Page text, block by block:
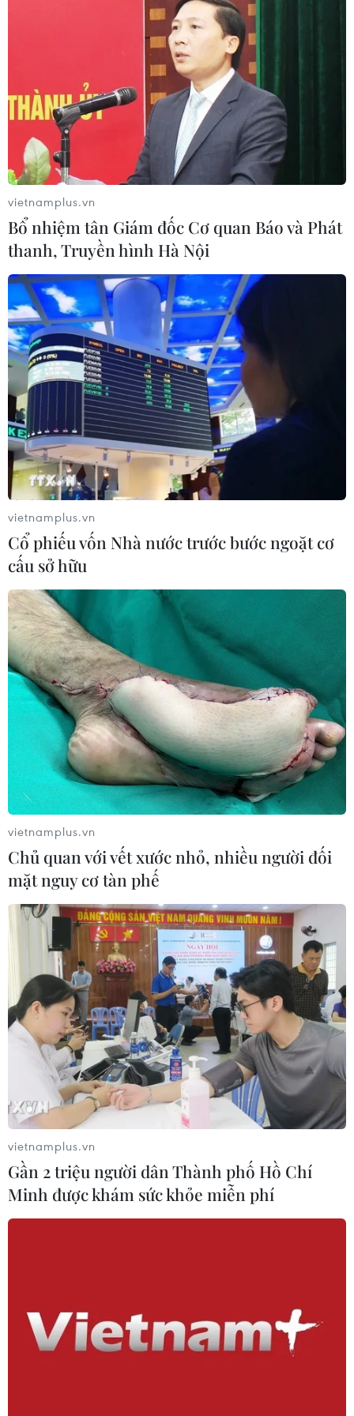
TIN CÙNG CHUYÊN MỤC
ASEAN Cup 2026: Malaysia sẵn sàng
tạo bất ngờ trước Việt Nam
10/08/2026 05:35
Truyền thông Hàn Quốc đánh giá
vietnamplus.vn
Bổ nhiệm tân Giám đốc Cơ quan Báo và Phát
thanh, Truyền hình Hà Nội
vietnamplus.vn
Cổ phiếu vốn Nhà nước trước bước ngoặt cơ
cấu sở hữu
vietnamplus.vn
Chủ quan với vết xước nhỏ, nhiều người đối
mặt nguy cơ tàn phế
vietnamplus.vn
Gần 2 triệu người dân Thành phố Hồ Chí
Minh được khám sức khỏe miễn phí